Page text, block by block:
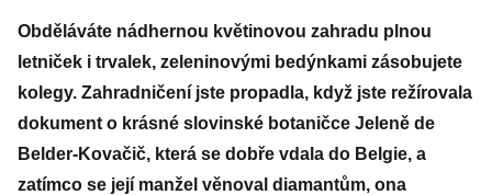
Obděláváte nádhernou květinovou zahradu plnou
letniček i trvalek, zeleninovými bedýnkami zásobujete
kolegy. Zahradničení jste propadla, když jste režírovala
dokument o krásné slovinské botaničce Jeleně de
Belder-Kovačič, která se dobře vdala do Belgie, a
zatímco se její manžel věnoval diamantům, ona